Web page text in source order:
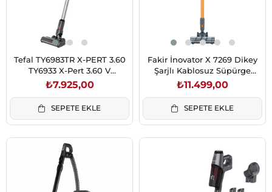
Tefal TY6983TR X-PERT 3.60
TY6933 X-Pert 3.60 V
Kablosuz Bataryalı Şarjlı El
Süpürgesi (2211400976)
₺7.925,00
SEPETE EKLE
Fakir İnovator X 7269 Dikey
Şarjlı Kablosuz Süpürge
Turuncu
₺11.499,00
SEPETE EKLE